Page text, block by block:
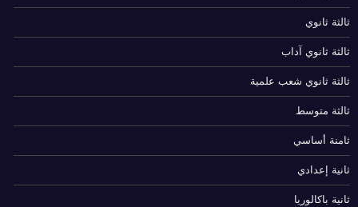
ثالثة ثانوي
ثالثة ثانوي آداب
ثالثة ثانوي شعب علمية
ثالثة متوسط
ثامنة أساسي
ثانية إعدادي
ثانية باكالوريا